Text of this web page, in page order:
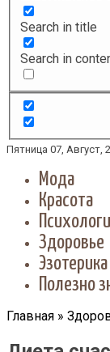
Search in title
Search in
Пятница 07, Август,
Мода
Красота
Здоровье
Эзотерика
Полезно
Главная »